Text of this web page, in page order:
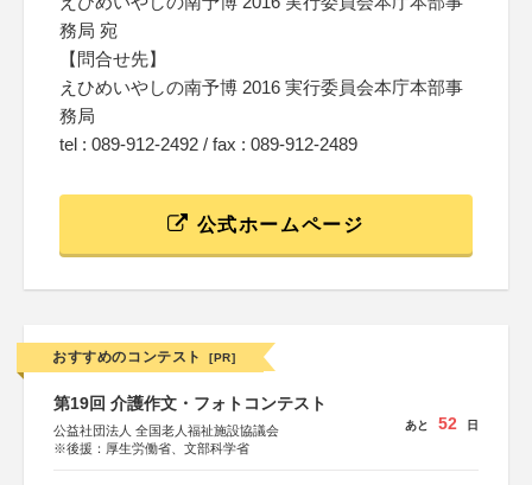
務局 宛
【問合せ先】
えひめいやしの南予博 2016 実行委員会本庁本部事
務局
tel : 089-912-2492 / fax : 089-912-2489
公式ホームページ
おすすめのコンテスト [PR]
第19回 介護作文・フォトコンテスト
公益社団法人 全国老人福祉施設協議会
※後援：厚生労働省、文部科学省
あと 52 日